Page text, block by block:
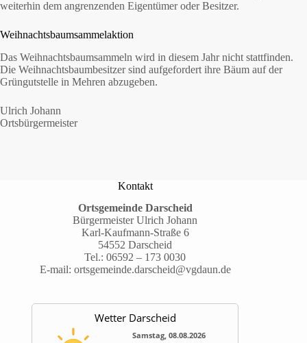
weiterhin dem angrenzenden Eigentümer oder Besitzer.
Weihnachtsbaumsammelaktion
Das Weihnachtsbaumsammeln wird in diesem Jahr nicht stattfinden.
Die Weihnachtsbaumbesitzer sind aufgefordert ihre Bäum auf der
Grüngutstelle in Mehren abzugeben.
Ulrich Johann
Ortsbürgermeister
Kontakt
Ortsgemeinde Darscheid
Bürgermeister Ulrich Johann
Karl-Kaufmann-Straße 6
54552 Darscheid
Tel.:06592 – 173 0030
E-mail: ortsgemeinde.darscheid@vgdaun.de
Wetter Darscheid
Samstag, 08.08.2026